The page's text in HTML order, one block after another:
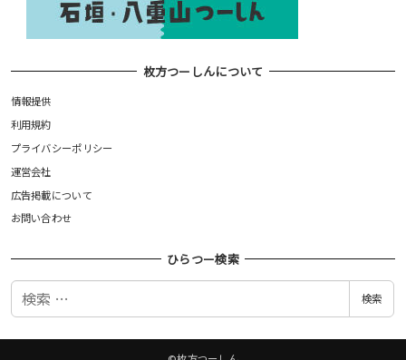
枚方つーしんについて
情報提供
利用規約
プライバシーポリシー
運営会社
広告掲載について
お問い合わせ
ひらつー検索
検
検索